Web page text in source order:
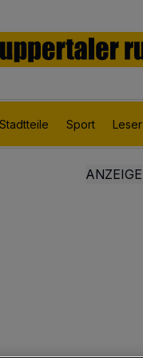
Stadtteile Sport Leser